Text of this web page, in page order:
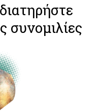
συνομιλίες